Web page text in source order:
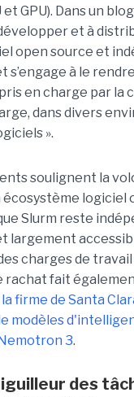
GPU). Dans un
et à
open source et
s’engage à le
en charge par la
dans divers
».
soulignent la
logiciel
Slurm reste
largement
charges de travail
rachat fait
firme de Santa
modèles
3.
des